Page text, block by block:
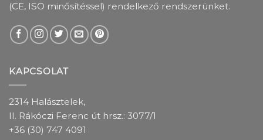
(CE, ISO minősítéssel) rendelkező rendszerünket.
KAPCSOLAT
2314 Halásztelek,
II. Rákóczi Ferenc út hrsz.: 3077/1
+36 (30) 747 4091